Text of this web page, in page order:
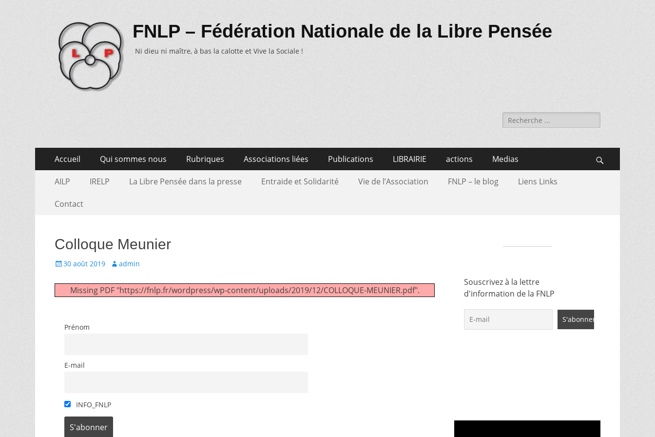
FNLP – Fédération Nationale de la Libre Pensée
Ni dieu ni maître, à bas la calotte et Vive la Sociale !
Recherche
de:
Menu
primaire
contenu
Accueil Qui sommes nous Rubriques Associations liées Publications LIBRAIRIE actions Medias
Menu
contenu
AILP IRELP La Libre Pensée dans la presse Entraide et Solidarité Vie de l’Association FNLP – le blog Liens Links
Contact
Colloque Meunier
Écrit30 août 2019 Auteur
admin
Missing PDF "https://fnlp.fr/wordpress/wp-content/uploads/2019/12/COLLOQUE-MEUNIER.pdf".
Prénom
E-mail
INFO_FNLP
Souscrivez à la lettre
d'information de la FNLP